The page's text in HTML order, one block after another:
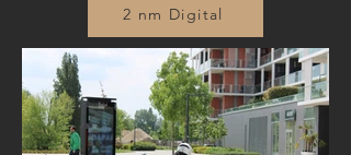
2 nm Digital